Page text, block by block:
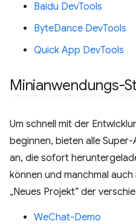
Baidu DevTools
ByteDance DevTools
Quick App DevTools
Minianwendungs-
Um schnell mit der
beginnen, bieten alle
an, die sofort
können und manchmal
„Neues Projekt“ der
WeChat-Demo